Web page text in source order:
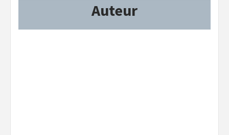
Auteur